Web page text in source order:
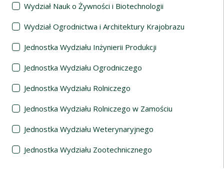
Wydział Nauk o Żywności i Biotechnologii
Wydział Ogrodnictwa i Architektury Krajobrazu
Jednostka Wydziału Inżynierii Produkcji
Jednostka Wydziału Ogrodniczego
Jednostka Wydziału Rolniczego
Jednostka Wydziału Rolniczego w Zamościu
Jednostka Wydziału Weterynaryjnego
Jednostka Wydziału Zootechnicznego